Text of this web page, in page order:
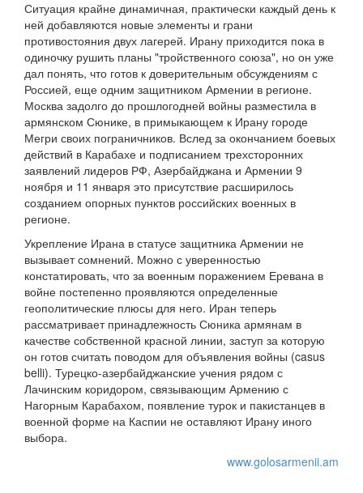
Ситуация крайне динамичная, практически каждый день к
ней добавляются новые элементы и грани
противостояния двух лагерей. Ирану приходится пока в
одиночку рушить планы "тройственного союза", но он уже
дал понять, что готов к доверительным обсуждениям с
Россией, еще одним защитником Армении в регионе.
Москва задолго до прошлогодней войны разместила в
армянском Сюнике, в примыкающем к Ирану городе
Мегри своих пограничников. Вслед за окончанием боевых
действий в Карабахе и подписанием трехсторонних
заявлений лидеров РФ, Азербайджана и Армении 9
ноября и 11 января это присутствие расширилось
созданием опорных пунктов российских военных в
регионе.
Укрепление Ирана в статусе защитника Армении не
вызывает сомнений. Можно с уверенностью
констатировать, что за военным поражением Еревана в
войне постепенно проявляются определенные
геополитические плюсы для него. Иран теперь
рассматривает принадлежность Сюника армянам в
качестве собственной красной линии, заступ за которую
он готов считать поводом для объявления войны (casus
belli). Турецко-азербайджанские учения рядом с
Лачинским коридором, связывающим Армению с
Нагорным Карабахом, появление турок и пакистанцев в
военной форме на Каспии не оставляют Ирану иного
выбора.
www.golosarmenii.am